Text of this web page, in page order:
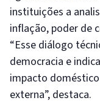
instituições a
inflação, poder de
“Esse diálogo
democracia e
impacto
externa”, destaca.